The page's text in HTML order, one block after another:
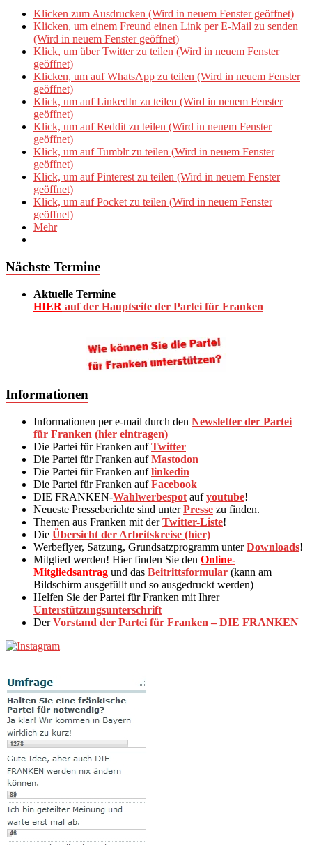
Klicken zum Ausdrucken (Wird in neuem Fenster geöffnet)
Klicken, um einem Freund einen Link per E-Mail zu senden
(Wird in neuem Fenster geöffnet)
Klick, um über Twitter zu teilen (Wird in neuem Fenster
geöffnet)
Klicken, um auf WhatsApp zu teilen (Wird in neuem Fenster
geöffnet)
Klick, um auf LinkedIn zu teilen (Wird in neuem Fenster
geöffnet)
Klick, um auf Reddit zu teilen (Wird in neuem Fenster
geöffnet)
Klick, um auf Tumblr zu teilen (Wird in neuem Fenster
geöffnet)
Klick, um auf Pinterest zu teilen (Wird in neuem Fenster
geöffnet)
Klick, um auf Pocket zu teilen (Wird in neuem Fenster
geöffnet)
Mehr
Nächste Termine
Aktuelle Termine
HIER auf der Hauptseite der Partei für Franken
Informationen
Informationen per e-mail durch den Newsletter der Partei
für Franken (hier eintragen)
Die Partei für Franken aufTwitter
Die Partei für Franken aufMastodon
Die Partei für Franken auflinkedin
Die Partei für Franken aufFacebook
DIE FRANKEN-Wahlwerbespot aufyoutube!
Neueste Presseberichte sind unterPresse zu finden.
Themen aus Franken mit derTwitter-Liste!
Die Übersicht der Arbeitskreise (hier)
Werbeflyer, Satzung, Grundsatzprogramm unterDownloads!
Mitglied werden! Hier finden Sie den Online-
Mitgliedsantrag und das Beitrittsformular (kann am
Bildschirm ausgefüllt und so ausgedruckt werden)
Helfen Sie der Partei für Franken mit Ihrer
Unterstützungsunterschrift
DerVorstand der Partei für Franken – DIE FRANKEN